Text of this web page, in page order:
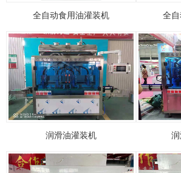
全自动食用油灌装机 全
润滑油灌装机